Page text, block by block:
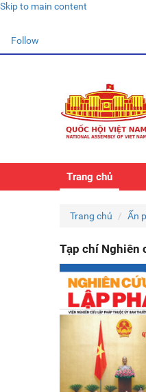
Skip to main content
Follow
Trang chủ
Trang chủ Ấn
Tạp chí Nghiên